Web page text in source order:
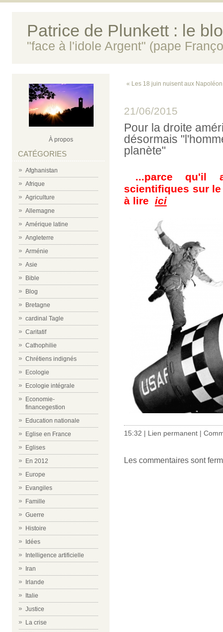
Patrice de Plunkett : le
"face à l'idole Argent" (pape
À propos
CATÉGORIES
Afghanistan
Afrique
Agriculture
Allemagne
Amérique latine
Angleterre
Arménie
Asie
Bible
Blog
Bretagne
cardinal Tagle
Caritatif
Cathophilie
Chrétiens indignés
Ecologie
Ecologie intégrale
Economie-
financegestion
Education nationale
Eglise en France
Eglises
En 2012
Europe
Evangiles
Famille
Guerre
Histoire
Idées
Intelligence artificielle
Iran
Irlande
Italie
Justice
La crise
« Les 18 juin nuisent aux Napoléon
21/06/2015
Pour la droite
désormais
planète"
...parce qu'il
scientifiques sur
à lire ici
15:32 | Lien permanent |
Les commentaires sont